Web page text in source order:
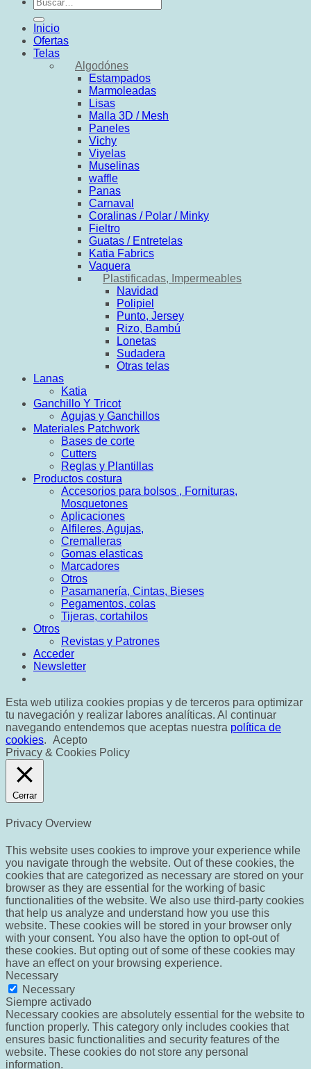
por:
Inicio
Ofertas
Telas
Algodónes
Estampados
Marmoleadas
Lisas
Malla 3D / Mesh
Paneles
Vichy
Viyelas
Muselinas
waffle
Panas
Carnaval
Coralinas / Polar / Minky
Fieltro
Guatas / Entretelas
Katia Fabrics
Vaquera
Plastificadas, Impermeables
Navidad
Polipiel
Punto, Jersey
Rizo, Bambú
Lonetas
Sudadera
Otras telas
Lanas
Katia
Ganchillo Y Tricot
Agujas y Ganchillos
Materiales Patchwork
Bases de corte
Cutters
Reglas y Plantillas
Productos costura
Accesorios para bolsos , Fornituras,
Mosquetones
Aplicaciones
Alfileres, Agujas,
Cremalleras
Gomas elasticas
Marcadores
Otros
Pasamanería, Cintas, Bieses
Pegamentos, colas
Tijeras, cortahilos
Otros
Revistas y Patrones
Acceder
Newsletter
Esta web utiliza cookies propias y de terceros para optimizar
tu navegación y realizar labores analíticas. Al continuar
navegando entendemos que aceptas nuestra política de
cookies. Acepto
Privacy & Cookies Policy
Cerrar
Privacy Overview
This website uses cookies to improve your experience while
you navigate through the website. Out of these cookies, the
cookies that are categorized as necessary are stored on your
browser as they are essential for the working of basic
functionalities of the website. We also use third-party cookies
that help us analyze and understand how you use this
website. These cookies will be stored in your browser only
with your consent. You also have the option to opt-out of
these cookies. But opting out of some of these cookies may
have an effect on your browsing experience.
Necessary
Necessary
Siempre activado
Necessary cookies are absolutely essential for the website to
function properly. This category only includes cookies that
ensures basic functionalities and security features of the
website. These cookies do not store any personal
information.